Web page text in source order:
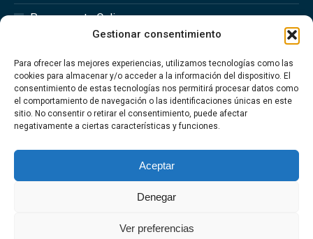
Gestionar consentimiento
Para ofrecer las mejores experiencias, utilizamos tecnologías como las
cookies para almacenar y/o acceder a la información del dispositivo. El
consentimiento de estas tecnologías nos permitirá procesar datos como
el comportamiento de navegación o las identificaciones únicas en este
sitio. No consentir o retirar el consentimiento, puede afectar
negativamente a ciertas características y funciones.
Aceptar
Denegar
Ver preferencias
Presupuesto Online
Redes Sociales
Síguenos en las redes sociales @optimfred_
#Optimfred #OptimfredClimatizacionIndustrial
#OptimfredIndustrial #MantenimientoIndustrial
#Climatizacion
Política de privacidad·Política de Cookies